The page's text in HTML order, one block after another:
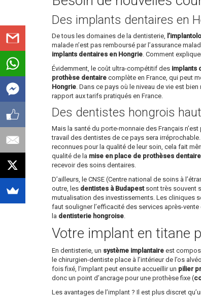
Des implants dentaires en
De tous les domaines de la dentisterie,
malade n’est pas remboursé par l’assurance
implants dentaires en Hongrie. Comment
Évidemment, le coût ultra-compétitif des implants
prothèse dentaire complète en France, qui peut
Hongrie. Dans ce pays où le niveau de vie est
rapport aux tarifs pratiqués en France.
Des dentistes hongrois
Mais la santé du porte-monnaie des Français
travail des dentistes de ce pays sera
reconnues pour la qualité de leur soin, cela fait
qualité de la mise en place de prothèses
recevoir des soins dentaires.
D’ailleurs, le CNSE (Centre national de soins à
outre, les dentistes à Budapestsont très souvent
mutualisation des investissements. Les cliniques
faut souligner l’efficacité des services après-
la dentisterie hongroise.
Votre implant en titane
En dentisterie, un système implantaire est
le chirurgien-dentiste place à l’intérieur de l’os
fois fixé, l’implant peut ensuite accueillir un pilier
donc un point d’ancrage pour une prothèse fixe (
Les avantages de l’implant ? Il est plus discret